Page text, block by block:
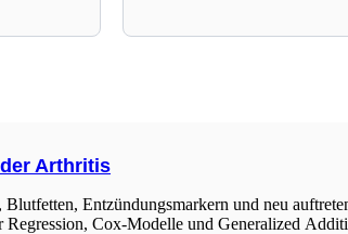
Studien...
Arthritis
Entzündungsmarkern und neu
Cox-Modelle und Generalized